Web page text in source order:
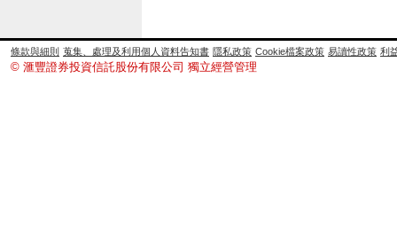
條款與細則 蒐集、處理及利用個人資料告知書 隱私政策 Cookie檔案政策 易讀性政策 利
© 滙豐證券投資信託股份有限公司 獨立經營管理